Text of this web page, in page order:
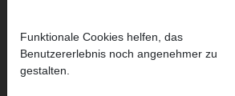
90-1,4, 5ER-PACK
Art.-Nr. 561107 R05
Metall, auch nichtrostender Stahl, größer
Funktionale Cookies helfen, das
Benutzererlebnis noch angenehmer zu
gestalten.